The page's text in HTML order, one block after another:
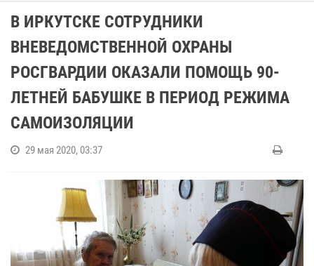
В ИРКУТСКЕ СОТРУДНИКИ
ВНЕВЕДОМСТВЕННОЙ ОХРАНЫ
РОСГВАРДИИ ОКАЗАЛИ ПОМОЩЬ 90-
ЛЕТНЕЙ БАБУШКЕ В ПЕРИОД РЕЖИМА
САМОИЗОЛЯЦИИ
29 мая 2020, 03:37